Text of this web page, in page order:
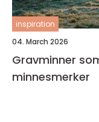
inspiration
04. March 2026
Gravminner
minnesmerker